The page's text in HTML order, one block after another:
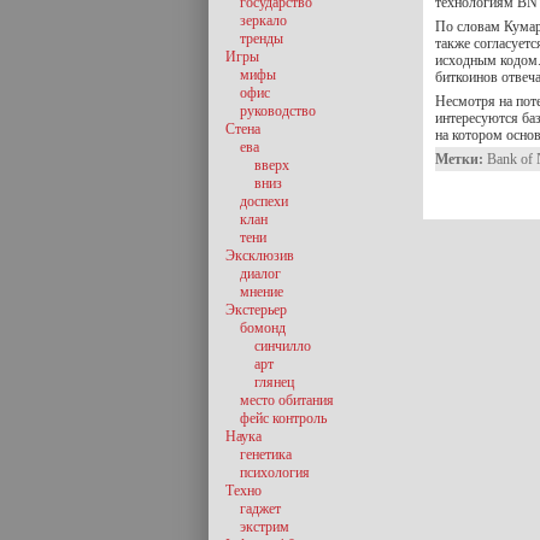
По словам
также
исходным кодом.
биткоинов
Несмотря на
интересуются
на котором
Метки: Bank of
зеркало
тренды
Игры
мифы
офис
руководство
Стена
ева
вверх
вниз
доспехи
клан
тени
Эксклюзив
диалог
мнение
Экстерьер
бомонд
синчилло
арт
глянец
место обитания
фейс контроль
Наука
генетика
психология
Техно
гаджет
экстрим